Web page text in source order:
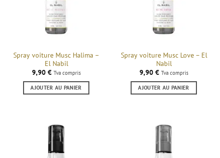
Spray voiture Musc Halima –
El Nabil
9,90 € Tva compris
AJOUTER AU PANIER
Spray voiture Musc Love – El
Nabil
9,90 € Tva compris
AJOUTER AU PANIER